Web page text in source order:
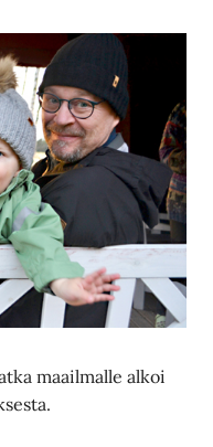
maailmalle alkoi